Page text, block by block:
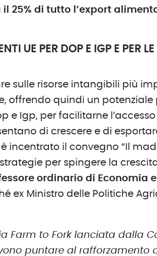
25% di tutto l’export
UE PER DOP E IGP E PER LE
sulle risorse intangibili più
offrendo quindi un potenziale
e Igp, per facilitarne
di crescere e di
incentrato il convegno “Il
per spingere la
ordinario di Economia
ex Ministro delle Politiche
Farm to Fork lanciata dalla
puntare al rafforzamento